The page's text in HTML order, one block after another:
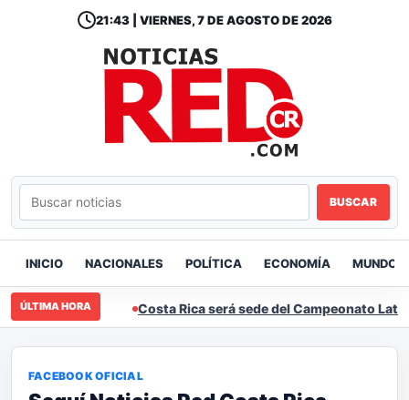
21:43 | VIERNES, 7 DE AGOSTO DE 2026
BUSCAR
INICIO NACIONALES POLÍTICA ECONOMÍA MUNDO
ÚLTIMA HORA Costa Rica será sede del Campeonato
FACEBOOK OFICIAL